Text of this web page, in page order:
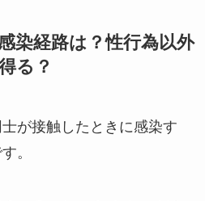
染経路は？性行為以外
る？
が接触したときに感染す
。